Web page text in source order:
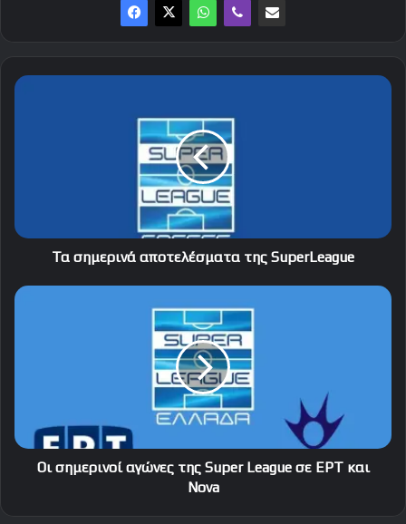
Τα
Τα σημερινά αποτελέσματα της SuperLeague
Οι
και
NovaΟι σημερινοί αγώνες της Super League σε ΕΡΤ και
Nova